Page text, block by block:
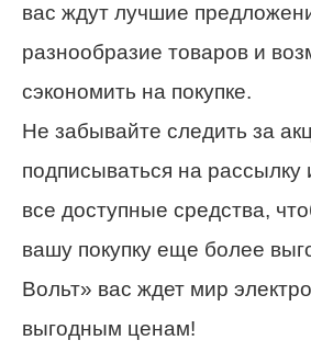
вас ждут лучшие
разнообразие товаров и
сэкономить на покупке.
Не забывайте следить за
подписываться на рассылку
все доступные средства,
вашу покупку еще более
Вольт» вас ждет мир
выгодным ценам!